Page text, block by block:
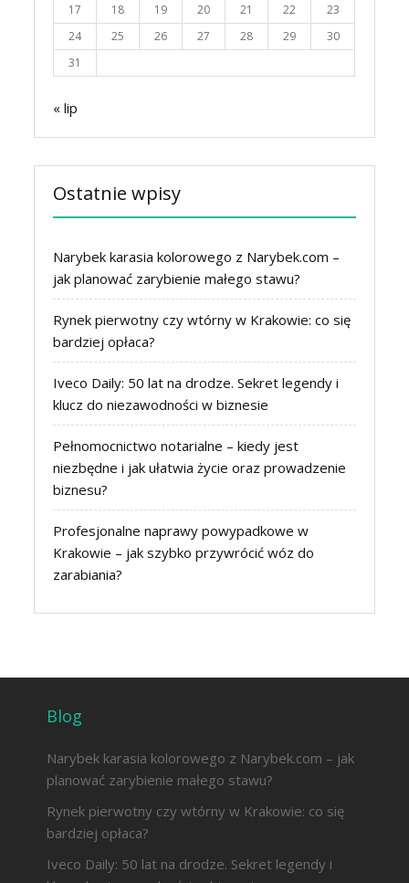
17
18 19 20 21 22
23
24
25 26 27 28 29
30
31
« lip
Ostatnie wpisy
Narybek karasia kolorowego z Narybek.com –
jak planować zarybienie małego stawu?
Rynek pierwotny czy wtórny w Krakowie: co się
bardziej opłaca?
Iveco Daily: 50 lat na drodze. Sekret legendy i
klucz do niezawodności w biznesie
Pełnomocnictwo notarialne – kiedy jest
niezbędne i jak ułatwia życie oraz prowadzenie
biznesu?
Profesjonalne naprawy powypadkowe w
Krakowie – jak szybko przywrócić wóz do
zarabiania?
Blog
Narybek karasia kolorowego z Narybek.com – jak
planować zarybienie małego stawu?
Rynek pierwotny czy wtórny w Krakowie: co się
bardziej opłaca?
Iveco Daily: 50 lat na drodze. Sekret legendy i